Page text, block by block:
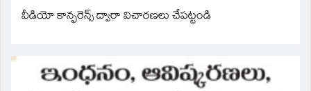
వీడియో కాన్ఫరెన్స్ ద్వారా విచారణలు చేపట్టండి